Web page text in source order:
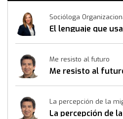
Socióloga
El lenguaje que
Me resisto al futuro
Me resisto al
La percepción de la
La percepción de